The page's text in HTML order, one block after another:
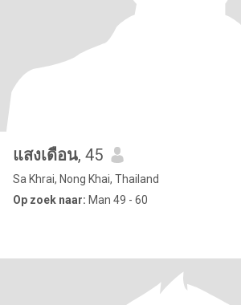
แสงเดือน, 45
Sa Khrai, Nong Khai, Thailand
Op zoek naar: Man 49 - 60